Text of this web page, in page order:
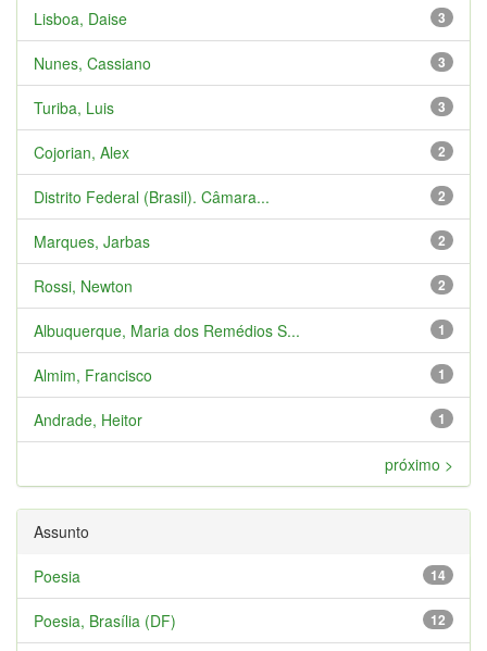
3
Lisboa, Daise
3
Nunes, Cassiano
3
Turiba, Luis
2
Cojorian, Alex
2
Distrito Federal (Brasil). Câmara...
2
Marques, Jarbas
2
Rossi, Newton
1
Albuquerque, Maria dos Remédios S...
1
Almim, Francisco
1
Andrade, Heitor
próximo >
Assunto
14
Poesia
12
Poesia, Brasília (DF)